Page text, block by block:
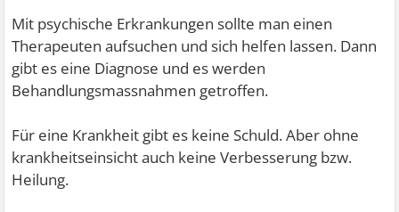
Mit psychische Erkrankungen sollte man einen
Therapeuten aufsuchen und sich helfen lassen. Dann
gibt es eine Diagnose und es werden
Behandlungsmassnahmen getroffen.
Für eine Krankheit gibt es keine Schuld. Aber ohne
krankheitseinsicht auch keine Verbesserung bzw.
Heilung.